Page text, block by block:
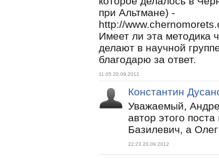
при Альтмане) -
http://
Имеет ли эта методика
делают в научной
благодарю за ответ.
11:05 20.09.2012
Константин
Уважаемый,
автор этого
Базилевич, а
22:23 20.09.2012